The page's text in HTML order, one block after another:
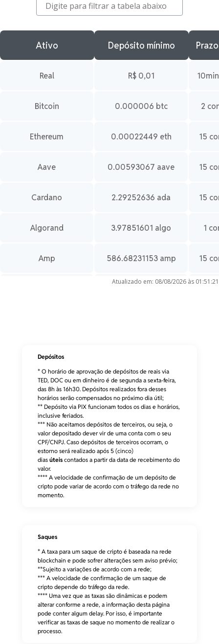
Ativo Depósito mínimo
Real R$ 0,01
Bitcoin 0.000006 btc 2
Ethereum 0.00022449 eth 15
Aave 0.00593067 aave 15
Cardano 2.29252636 ada 15
Algorand 3.97851601 algo 1
Amp 586.68231153 amp 15
Avalanche 0.05567309 avax
Axie Infinity 0.39736941 axs
Bitcoin Cash 0.00165235 bch
Berachain
Bonk
BRL1 0 brl1
Buddha Spa Token 3.19233839 buddha
PancakeSwap 0.29855202 cake
Atualizado em: 08/08/2026 às 01:51:21
Depósitos
* O horário de aprovação de depósitos de reais via
TED, DOC ou em dinheiro é de segunda a sexta-feira,
das 8h às 16h30. Depósitos realizados fora desses
horários serão compensados no próximo dia útil;
** Depósito via PIX funcionam todos os dias e horários,
inclusive feriados.
*** Não aceitamos depósitos de terceiros, ou seja, o
valor depositado dever vir de uma conta com o seu
CPF/CNPJ. Caso depósitos de terceiros ocorram, o
estorno será realizado após 5 (cinco)
dias úteis contados a partir da data de recebimento do
valor.
**** A velocidade de confirmação de um depósito de
cripto pode variar de acordo com o tráfego da rede no
momento.
Saques
* A taxa para um saque de cripto é baseada na rede
blockchain e pode sofrer alterações sem aviso prévio;
**Sujeito a variações de acordo com a rede;
*** A velocidade de confirmação de um saque de
cripto depende do tráfego da rede.
**** Uma vez que as taxas são dinâmicas e podem
alterar conforme a rede, a informação desta página
pode conter algum delay. Por isso, é importante
verificar as taxas de saque no momento de realizar o
processo.